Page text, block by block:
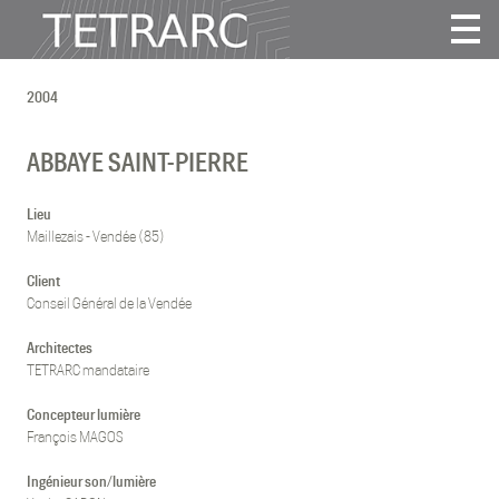
Actualité
Agence
Publications
Contact
Tous
Habitat
Culture
Activité
Enseignement
2004
ABBAYE SAINT-PIERRE
Lieu
Maillezais - Vendée (85)
Client
Conseil Général de la Vendée
Architectes
TETRARC mandataire
Concepteur lumière
François MAGOS
Ingénieur son/lumière